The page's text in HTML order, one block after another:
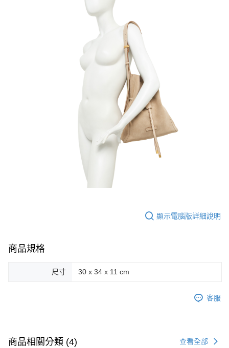
顯示電腦版詳細說明
商品規格
尺寸 30 x 34 x 11 cm
客服
商品相關分類 (4) 查看全部